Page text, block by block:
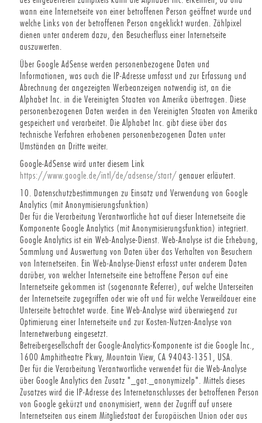
wann eine Internetseite von einer betroffenen Person geöffnet wurde und
welche Links von der betroffenen Person angeklickt wurden. Zählpixel
dienen unter anderem dazu, den Besucherfluss einer Internetseite
auszuwerten.
Über Google AdSense werden personenbezogene Daten und
Informationen, was auch die IP-Adresse umfasst und zur Erfassung und
Abrechnung der angezeigten Werbeanzeigen notwendig ist, an die
Alphabet Inc. in die Vereinigten Staaten von Amerika übertragen. Diese
personenbezogenen Daten werden in den Vereinigten Staaten von Amerika
gespeichert und verarbeitet. Die Alphabet Inc. gibt diese über das
technische Verfahren erhobenen personenbezogenen Daten unter
Umständen an Dritte weiter.
Google-AdSense wird unter diesem Link
https://www.google.de/intl/de/adsense/start/ genauer erläutert.
10. Datenschutzbestimmungen zu Einsatz und Verwendung von Google
Analytics (mit Anonymisierungsfunktion)
Der für die Verarbeitung Verantwortliche hat auf dieser Internetseite die
Komponente Google Analytics (mit Anonymisierungsfunktion) integriert.
Google Analytics ist ein Web-Analyse-Dienst. Web-Analyse ist die Erhebung,
Sammlung und Auswertung von Daten über das Verhalten von Besuchern
von Internetseiten. Ein Web-Analyse-Dienst erfasst unter anderem Daten
darüber, von welcher Internetseite eine betroffene Person auf eine
Internetseite gekommen ist (sogenannte Referrer), auf welche Unterseiten
der Internetseite zugegriffen oder wie oft und für welche Verweildauer eine
Unterseite betrachtet wurde. Eine Web-Analyse wird überwiegend zur
Optimierung einer Internetseite und zur Kosten-Nutzen-Analyse von
Internetwerbung eingesetzt.
Betreibergesellschaft der Google-Analytics-Komponente ist die Google Inc.,
1600 Amphitheatre Pkwy, Mountain View, CA 94043-1351, USA.
Der für die Verarbeitung Verantwortliche verwendet für die Web-Analyse
über Google Analytics den Zusatz "_gat._anonymizeIp". Mittels dieses
Zusatzes wird die IP-Adresse des Internetanschlusses der betroffenen Person
von Google gekürzt und anonymisiert, wenn der Zugriff auf unsere
Internetseiten aus einem Mitgliedstaat der Europäischen Union oder aus